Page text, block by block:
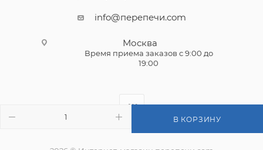
В КОРЗИНУ
info@перепечи.com
Москва
Время приема заказов с 9:00 до
19:00